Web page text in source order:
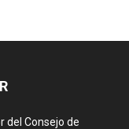
del Consejo de